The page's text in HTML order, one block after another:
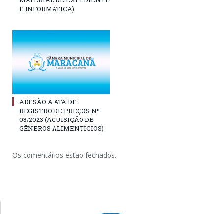
E INFORMÁTICA)
ADESÃO A ATA DE
REGISTRO DE PREÇOS Nº
03/2023 (AQUISIÇÃO DE
GÊNEROS ALIMENTÍCIOS)
Os comentários estão fechados.